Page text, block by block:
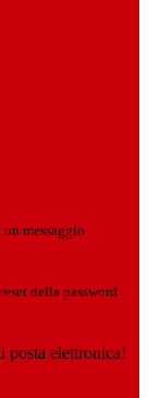
messaggio
della password
posta elettronica!